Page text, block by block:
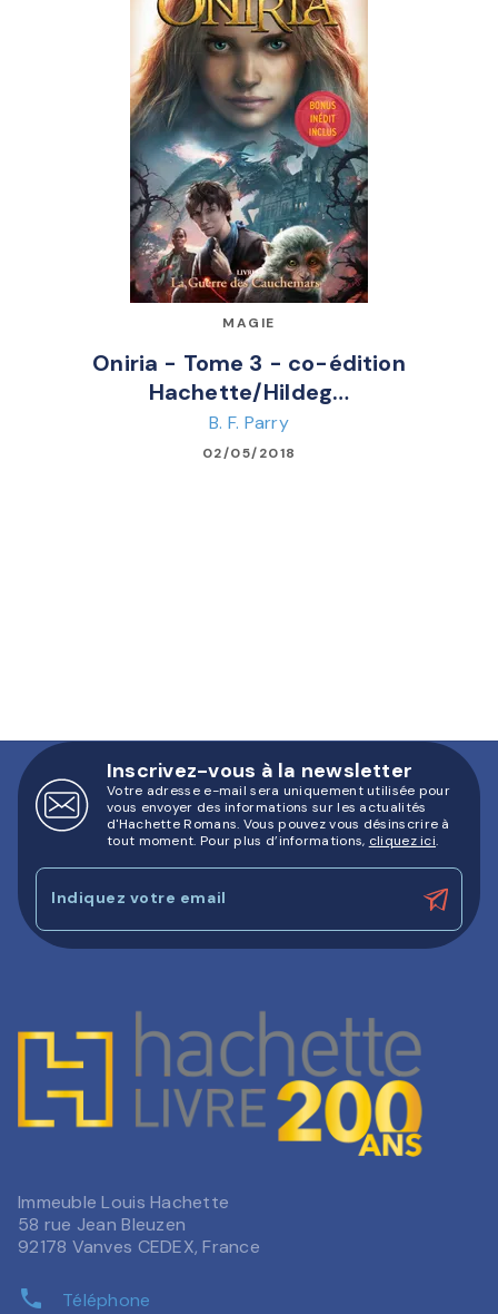
MAGIE
Oniria - Tome 3 - co-édition
Hachette/Hildeg…
B. F. Parry
02/05/2018
Inscrivez-vous à la newsletter
Votre adresse e-mail sera uniquement utilisée pour
vous envoyer des informations sur les actualités
d'Hachette Romans. Vous pouvez vous désinscrire à
tout moment. Pour plus d’informations, cliquez ici.
Indiquez votre email
Immeuble Louis Hachette
58 rue Jean Bleuzen
92178 Vanves CEDEX, France
phone Téléphone